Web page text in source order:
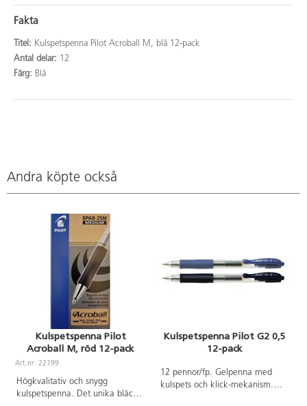
Fakta
Titel: Kulspetspenna Pilot Acroball M, blå 12-pack
Antal delar: 12
Färg: Blå
Andra köpte också
Kulspetspenna Pilot
Acroball M, röd 12-pack
Art.nr: 22199
Högkvalitativ och snygg
kulspetspenna. Det unika bläcket
Kulspetspenna Pilot G2 0,5
12-pack
12 pennor/fp. Gelpenna med
kulspets och klick-mekanism.